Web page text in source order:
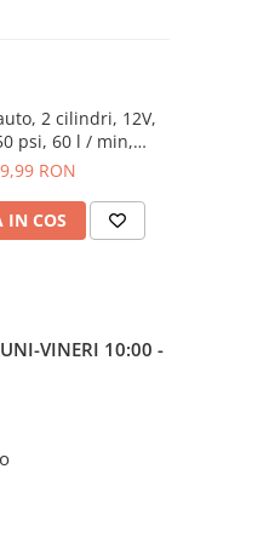
2 cilindri, 12V,
psi, 60 l / min,
CP-1015
RON
IN COS
VINERI 10:00 -